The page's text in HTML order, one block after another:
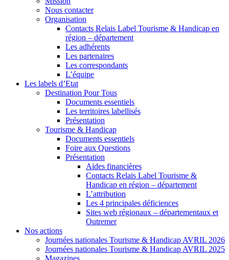
Nous contacter
Organisation
Contacts Relais Label Tourisme & Handicap en
région – département
Les adhérents
Les partenaires
Les correspondants
L’équipe
Les labels d’Etat
Destination Pour Tous
Documents essentiels
Les territoires labellisés
Présentation
Tourisme & Handicap
Documents essentiels
Foire aux Questions
Présentation
Aides financières
Contacts Relais Label Tourisme &
Handicap en région – département
L’attribution
Les 4 principales déficiences
Sites web régionaux – départementaux et
Outremer
Nos actions
Journées nationales Tourisme & Handicap AVRIL 2026
Journées nationales Tourisme & Handicap AVRIL 2025
Magazines